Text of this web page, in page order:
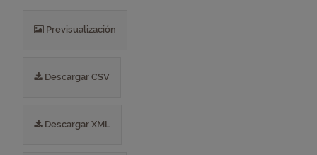
Previsualización
Descargar CSV
Descargar XML